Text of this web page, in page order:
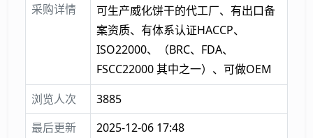
采购详情
可生产威化饼干的代工厂、有出口备
案资质、有体系认证HACCP、
ISO22000、（BRC、FDA、
FSCC22000 其中之一）、可做OEM
浏览人次
3885
最后更新
2025-12-06 17:48